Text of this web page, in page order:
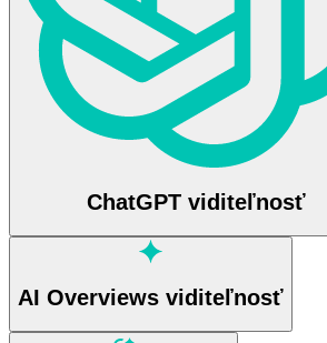
ChatGPT viditeľnosť
AI Overviews viditeľnosť